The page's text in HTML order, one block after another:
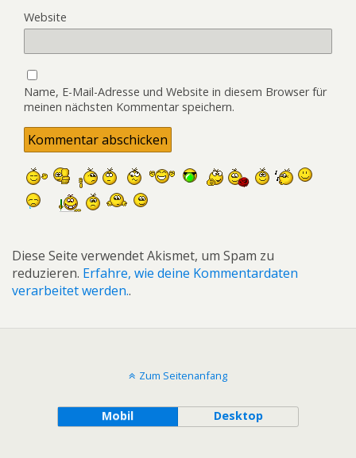
Website
Name, E-Mail-Adresse und Website in diesem Browser für
meinen nächsten Kommentar speichern.
Diese Seite verwendet Akismet, um Spam zu
reduzieren. Erfahre, wie deine Kommentardaten
verarbeitet werden..
Zum Seitenanfang
Mobil Desktop